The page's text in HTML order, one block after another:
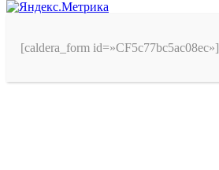
[caldera_form id=»CF5c77bc5ac08ec»]